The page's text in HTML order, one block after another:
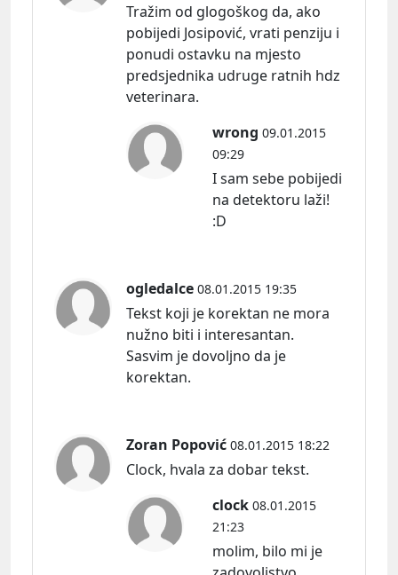
Tražim od glogoškog da, ako
pobijedi Josipović, vrati penziju i
ponudi ostavku na mjesto
predsjednika udruge ratnih hdz
veterinara.
wrong 09.01.2015
09:29
I sam sebe pobijedi
na detektoru laži!
:D
ogledalce 08.01.2015 19:35
Tekst koji je korektan ne mora
nužno biti i interesantan.
Sasvim je dovoljno da je
korektan.
Zoran Popović 08.01.2015 18:22
Clock, hvala za dobar tekst.
clock 08.01.2015
21:23
molim, bilo mi je